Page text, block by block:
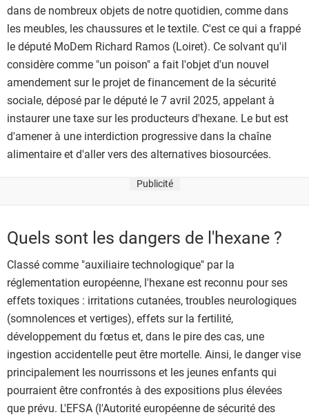
dans de nombreux objets de notre quotidien, comme dans
les meubles, les chaussures et le textile. C'est ce qui a frappé
le député MoDem Richard Ramos (Loiret). Ce solvant qu'il
considère comme "un poison" a fait l'objet d'un nouvel
amendement sur le projet de financement de la sécurité
sociale, déposé par le député le 7 avril 2025, appelant à
instaurer une taxe sur les producteurs d'hexane. Le but est
d'amener à une interdiction progressive dans la chaîne
alimentaire et d'aller vers des alternatives biosourcées.
Publicité
Quels sont les dangers de l'hexane ?
Classé comme "auxiliaire technologique" par la
réglementation européenne, l'hexane est reconnu pour ses
effets toxiques : irritations cutanées, troubles neurologiques
(somnolences et vertiges), effets sur la fertilité,
développement du fœtus et, dans le pire des cas, une
ingestion accidentelle peut être mortelle. Ainsi, le danger vise
principalement les nourrissons et les jeunes enfants qui
pourraient être confrontés à des expositions plus élevées
que prévu. L'EFSA (l'Autorité européenne de sécurité des